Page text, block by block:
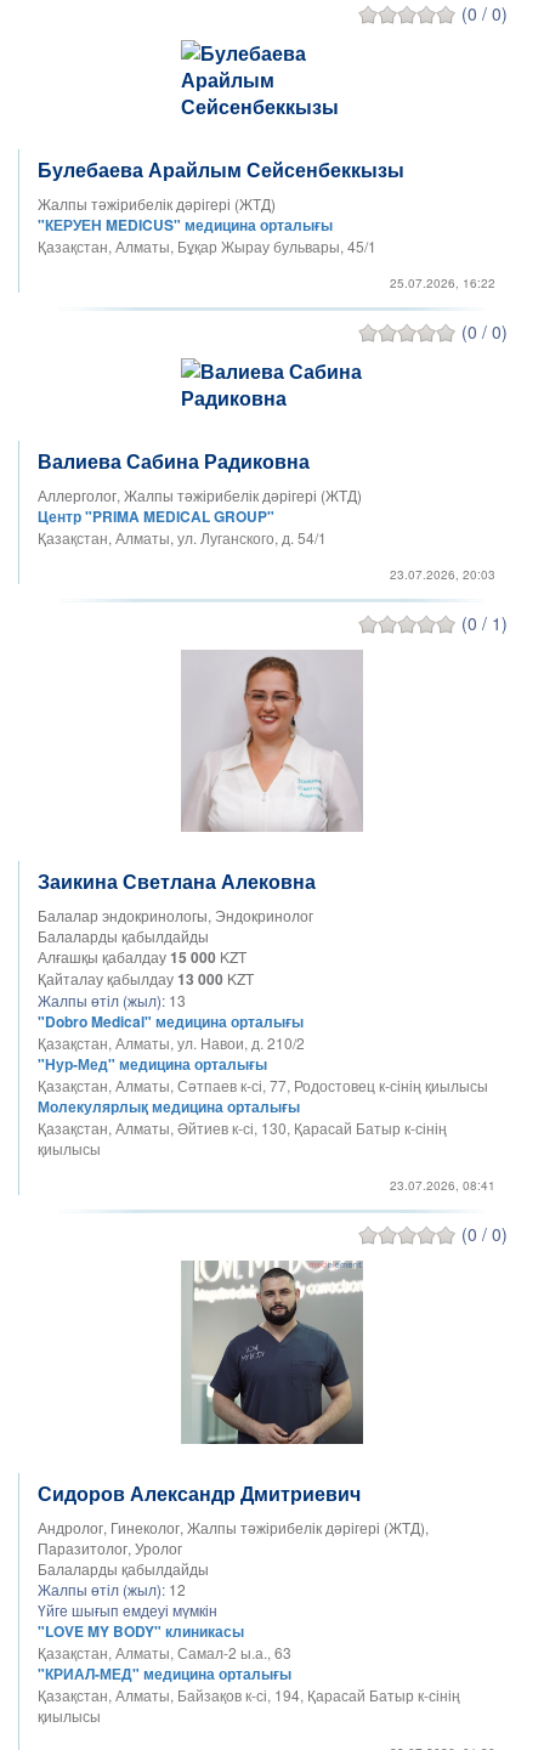
(0 / 0)
Булебаева Арайлым Сейсенбеккызы
Жалпы тәжірибелік дәрігері (ЖТД)
"КЕРУЕН MEDICUS" медицина орталығы
Қазақстан, Алматы, Бұқар Жырау бульвары, 45/1
25.07.2026, 16:22
(0 / 0)
Валиева Сабина Радиковна
Аллерголог, Жалпы тәжірибелік дәрігері (ЖТД)
Центр "PRIMA MEDICAL GROUP"
Қазақстан, Алматы, ул. Луганского, д. 54/1
23.07.2026, 20:03
(0 / 1)
Заикина Светлана Алековна
Балалар эндокринологы, Эндокринолог
Балаларды қабылдайды
Алғашқы қабалдау15 000 KZT
Қайталау қабылдау13 000 KZT
Жалпы өтіл (жыл): 13
"Dobro Medical" медицина орталығы
Қазақстан, Алматы, ул. Навои, д. 210/2
"Нур-Мед" медицина орталығы
Қазақстан, Алматы, Сәтпаев к-сі, 77, Родостовец к-сінің қиылысы
Молекулярлық медицина орталығы
Қазақстан, Алматы, Әйтиев к-сі, 130, Қарасай Батыр к-сінің
қиылысы
23.07.2026, 08:41
(0 / 0)
Сидоров Александр Дмитриевич
Андролог, Гинеколог, Жалпы тәжірибелік дәрігері (ЖТД),
Паразитолог, Уролог
Балаларды қабылдайды
Жалпы өтіл (жыл): 12
Үйге шығып емдеуі мүмкін
"LOVE MY BODY" клиникасы
Қазақстан, Алматы, Самал-2 ы.а., 63
"КРИАЛ-МЕД" медицина орталығы
Қазақстан, Алматы, Байзақов к-сі, 194, Қарасай Батыр к-сінің
қиылысы